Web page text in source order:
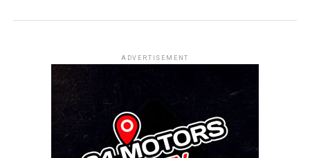
ADVERTISEMENT